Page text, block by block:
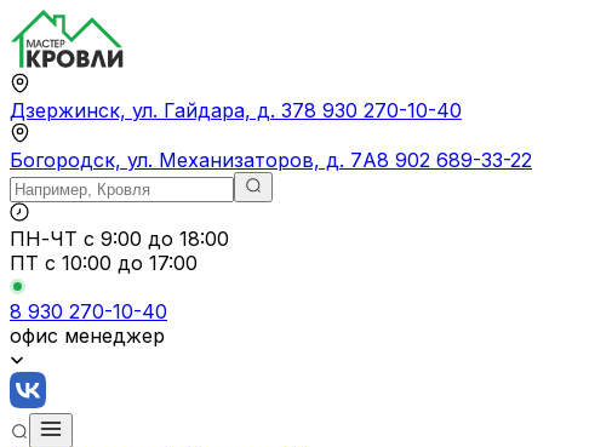
Дзержинск, ул. Гайдара, д. 378 930 270-10-40
Богородск, ул. Механизаторов, д. 7А8 902 689-33-22
ПН-ЧТ с 9:00 до 18:00
ПТ с 10:00 до 17:00
8 930 270-10-40
офис менеджер